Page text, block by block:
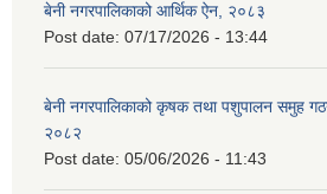
बेनी नगरपालिकाको आर्थिक ऐन, २०८३
Post date: 07/17/2026 - 13:44
बेनी नगरपालिकाको कृषक तथा पशुपालन समुह
२०८२
Post date: 05/06/2026 - 11:43